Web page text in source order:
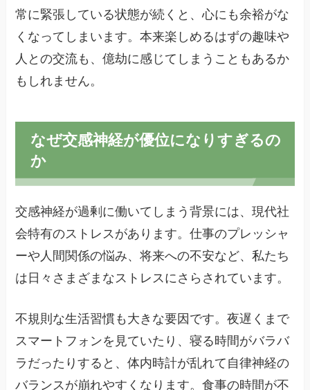
常に緊張している状態が続くと、心にも余裕がな
くなってしまいます。本来楽しめるはずの趣味や
人との交流も、億劫に感じてしまうこともあるか
もしれません。
なぜ交感神経が優位になりすぎるの
か
交感神経が過剰に働いてしまう背景には、現代社
会特有のストレスがあります。仕事のプレッシャ
ーや人間関係の悩み、将来への不安など、私たち
は日々さまざまなストレスにさらされています。
不規則な生活習慣も大きな要因です。夜遅くまで
スマートフォンを見ていたり、寝る時間がバラバ
ラだったりすると、体内時計が乱れて自律神経の
バランスが崩れやすくなります。食事の時間が不